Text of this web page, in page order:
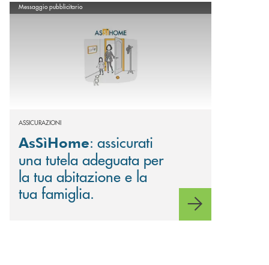
Scopri di più AsSìHome : assicurati una tutela adeguata per la tua
Messaggio pubblicitario
ASSICURAZIONI
AsSìHome: assicurati
una tutela adeguata per
la tua abitazione e la
tua famiglia.